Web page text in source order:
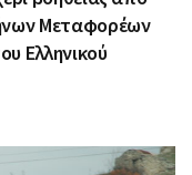
Μεταφορέων
Ελληνικού